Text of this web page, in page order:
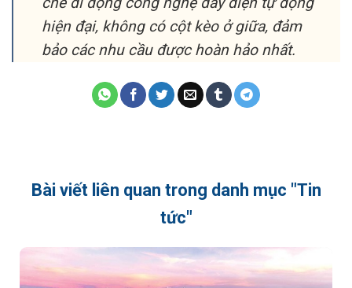
hiện đại, không có cột kèo ở giữa, đảm
bảo các nhu cầu được hoàn hảo nhất.
Bài viết liên quan trong danh mục "Tin
tức"